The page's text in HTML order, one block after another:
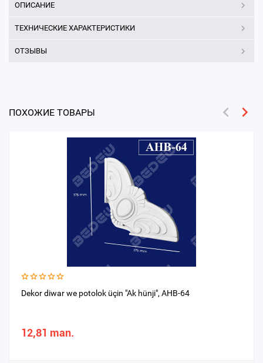
ОПИСАНИЕ
ТЕХНИЧЕСКИЕ ХАРАКТЕРИСТИКИ
ОТЗЫВЫ
ПОХОЖИЕ ТОВАРЫ
Dekor diwar we potolok üçin "Ak hünji", AHB-64
12,81 man.